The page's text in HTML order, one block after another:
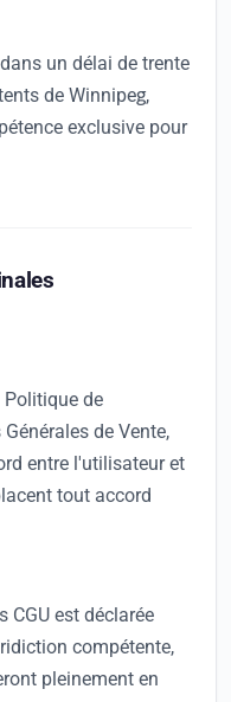
un délai de trente
de Winnipeg,
exclusive pour
Politique de
de Vente,
entre l'utilisateur et
tout accord
CGU est déclarée
compétente,
pleinement en